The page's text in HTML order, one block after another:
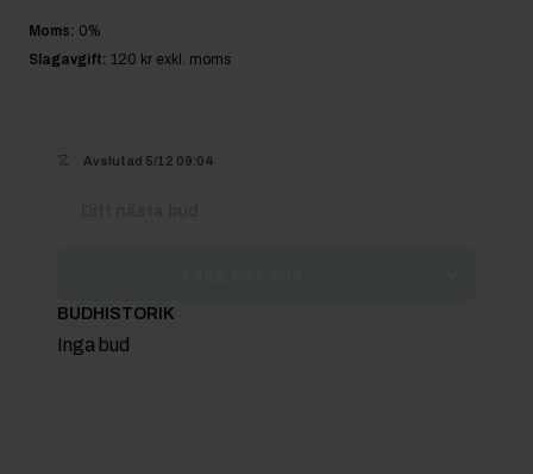
Moms: 0%
Slagavgift: 120 kr exkl. moms
Avslutad 5/12 09:04
BUDHISTORIK
Inga bud